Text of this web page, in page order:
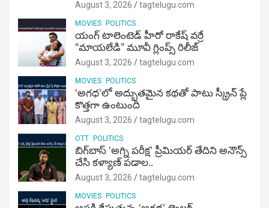
August 3, 2026 tagtelugu.com
MOVIES POLITICS
యంగ్ టాలెంటెడ్ హీరో రాకేష్ వర్రే
“మాయలేడి” మూవీ గ్లింప్స్ రిలీజ్
August 3, 2026 tagtelugu.com
MOVIES POLITICS
‘అగధ’లో అద్భుతమైన కథతో పాటు స్క్రీన్ ప్లే
కొత్తగా ఉంటుంది
August 3, 2026 tagtelugu.com
OTT POLITICS
బిగ్‌బాస్ ‘అగ్ని ప‌రీక్ష‌’ ప్రీమియర్ తేదిని అనౌన్స్
చేసి కళ్యాణ్ పడాల..
August 3, 2026 tagtelugu.com
MOVIES POLITICS